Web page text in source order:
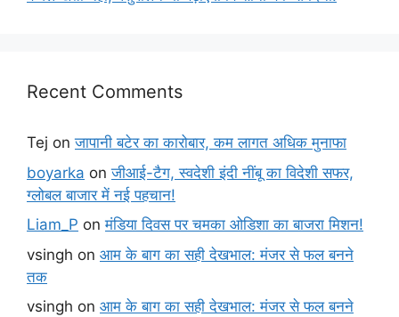
Recent Comments
Tej onजापानी बटेर का कारोबार, कम लागत अधिक मुनाफा
boyarka onजीआई-टैग, स्वदेशी इंदी नींबू का विदेशी सफर,
ग्लोबल बाजार में नई पहचान!
Liam_P onमंडिया दिवस पर चमका ओडिशा का बाजरा मिशन!
vsingh on आम के बाग का सही देखभाल: मंजर से फल बनने
तक
vsingh on आम के बाग का सही देखभाल: मंजर से फल बनने